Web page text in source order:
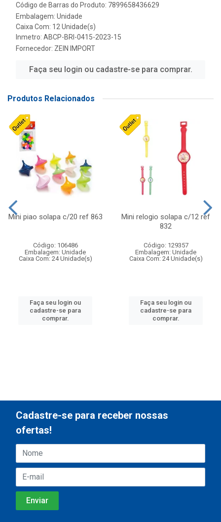
Código de Barras do Produto: 7899658436629
Embalagem: Unidade
Caixa Com: 12 Unidade(s)
Inmetro: ABCP-BRI-0415-2023-15
Fornecedor: ZEIN IMPORT
Faça seu login ou cadastre-se para comprar.
Produtos Relacionados
Mini piao solapa c/20 ref 863
Código: 106486
Embalagem: Unidade
Caixa Com: 24 Unidade(s)
Faça seu login ou
cadastre-se para
comprar.
Mini relogio solapa c/12 ref
832
Código: 129357
Embalagem: Unidade
Caixa Com: 24 Unidade(s)
Faça seu login ou
cadastre-se para
comprar.
Cadastre-se para receber nossas
ofertas!